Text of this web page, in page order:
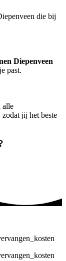
die bij
Diepenveen
past.
alle
zodat jij het beste